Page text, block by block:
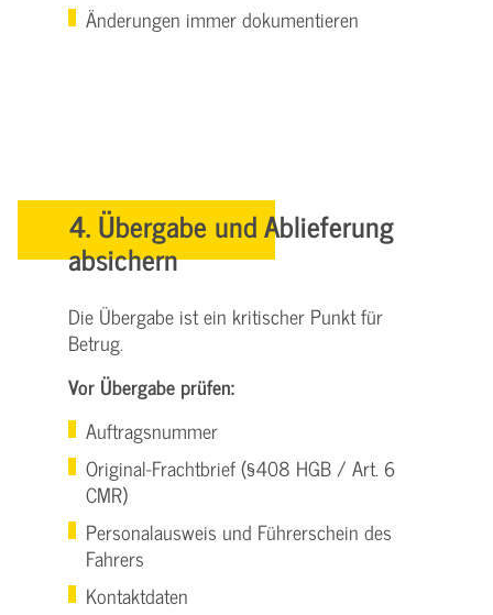
Änderungen immer dokumentieren
4. Übergabe und Ablieferung
absichern
Die Übergabe ist ein kritischer Punkt für
Betrug.
Vor Übergabe prüfen:
Auftragsnummer
Original-Frachtbrief (§408 HGB / Art. 6
CMR)
Personalausweis und Führerschein des
Fahrers
Kontaktdaten